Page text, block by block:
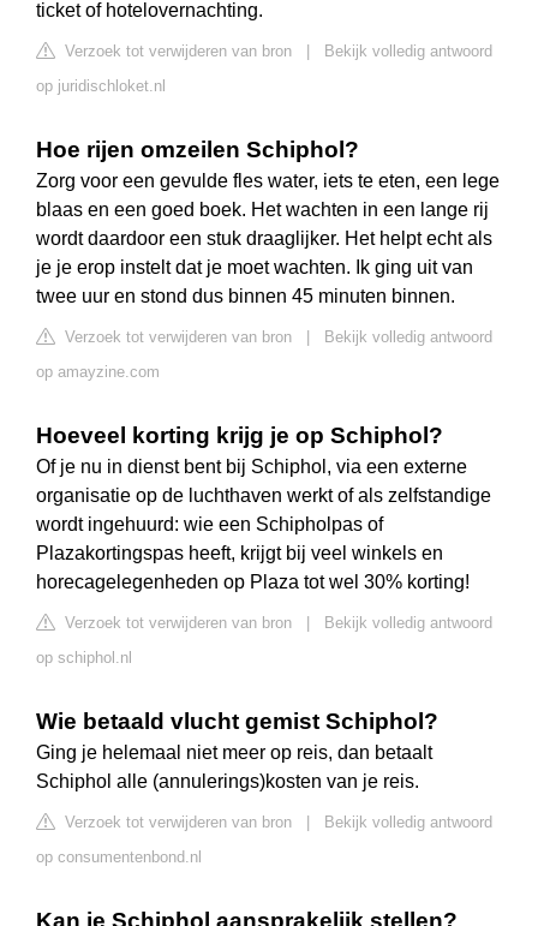
ticket of hotelovernachting.
Verzoek tot verwijderen van bron
Bekijk volledig antwoord
op juridischloket.nl
Hoe rijen omzeilen Schiphol?
Zorg voor een gevulde fles water, iets te eten, een lege
blaas en een goed boek. Het wachten in een lange rij
wordt daardoor een stuk draaglijker. Het helpt echt als
je je erop instelt dat je moet wachten. Ik ging uit van
twee uur en stond dus binnen 45 minuten binnen.
Verzoek tot verwijderen van bron
Bekijk volledig antwoord
op amayzine.com
Hoeveel korting krijg je op Schiphol?
Of je nu in dienst bent bij Schiphol, via een externe
organisatie op de luchthaven werkt of als zelfstandige
wordt ingehuurd: wie een Schipholpas of
Plazakortingspas heeft, krijgt bij veel winkels en
horecagelegenheden op Plaza tot wel 30% korting!
Verzoek tot verwijderen van bron
Bekijk volledig antwoord
op schiphol.nl
Wie betaald vlucht gemist Schiphol?
Ging je helemaal niet meer op reis, dan betaalt
Schiphol alle (annulerings)kosten van je reis.
Verzoek tot verwijderen van bron
Bekijk volledig antwoord
op consumentenbond.nl
Kan je Schiphol aansprakelijk stellen?